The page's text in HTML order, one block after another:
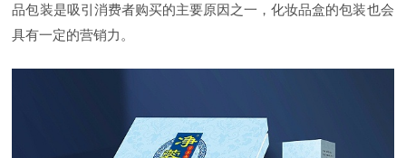
品包装是吸引消费者购买的主要原因之一，化妆品盒的包装也会
具有一定的营销力。